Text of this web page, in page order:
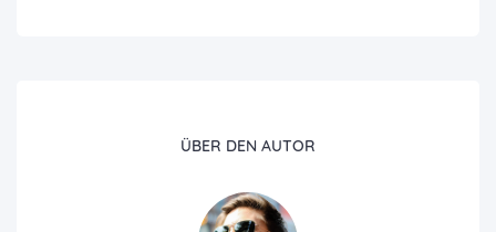
ÜBER DEN AUTOR